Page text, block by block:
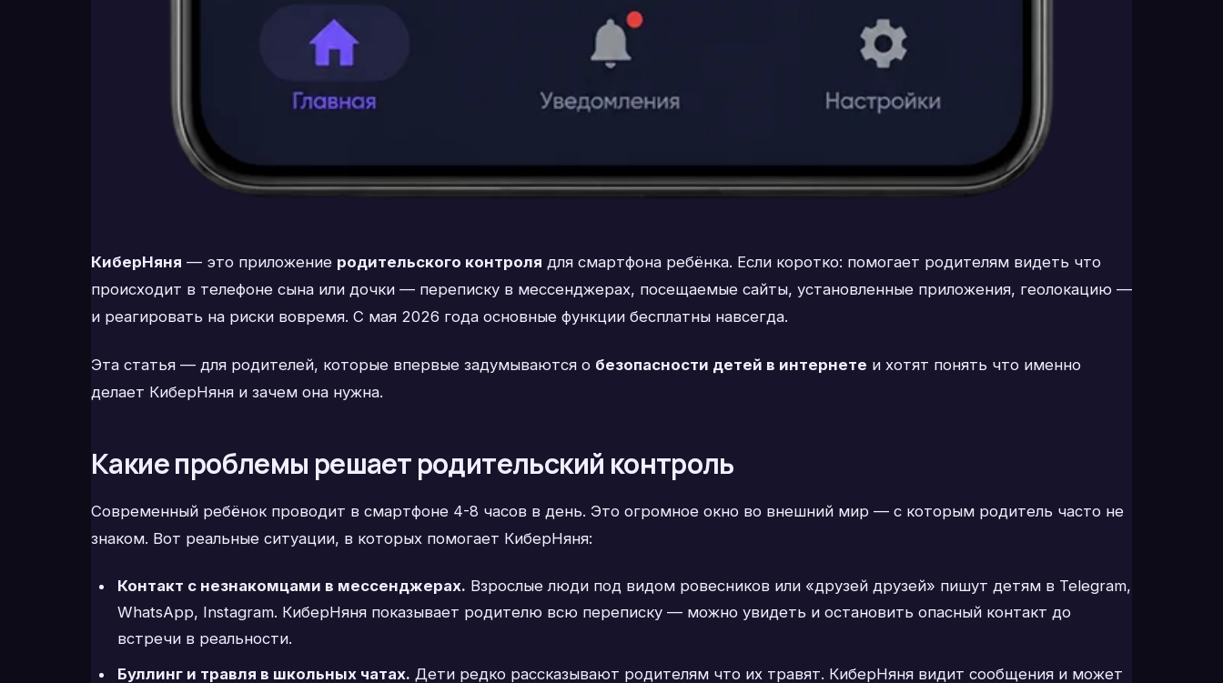
КиберНяня — это приложение родительского контроля для смартфона ребёнка. Если коротко: помогает родителям видеть что
происходит в телефоне сына или дочки — переписку в мессенджерах, посещаемые сайты, установленные приложения, геолокацию —
и реагировать на риски вовремя. С мая 2026 года основные функции бесплатны навсегда.
Эта статья — для родителей, которые впервые задумываются о безопасности детей в интернете и хотят понять что именно
делает КиберНяня и зачем она нужна.
Какие проблемы решает родительский контроль
Современный ребёнок проводит в смартфоне 4-8 часов в день. Это огромное окно во внешний мир — с которым родитель часто не
знаком. Вот реальные ситуации, в которых помогает КиберНяня:
Контакт с незнакомцами в мессенджерах. Взрослые люди под видом ровесников или «друзей друзей» пишут детям в Telegram,
WhatsApp, Instagram. КиберНяня показывает родителю всю переписку — можно увидеть и остановить опасный контакт до
встречи в реальности.
Буллинг и травля в школьных чатах. Дети редко рассказывают родителям что их травят. КиберНяня видит сообщения и может